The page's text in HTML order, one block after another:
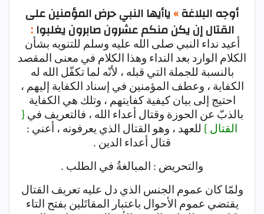
أوجه البلاغة»ياأيها النبي حرض المؤمنين على
القتال إن يكن منكم عشرون صابرون يغلبوا:
أعيد نداء النبي صلى الله عليه وسلم للتنويه بشأن
الكلام الوارد بعد النداء وهذا الكلام في معنى المقصد
بالنسبة للجملة التي قبله ، لأنّه لما تكفّل الله له
الكفاية ، وعطف المؤمنين في إسناد الكفاية إليهم ،
احتيج إلى بيان كيفية كفايتهم ، وتلك هي الكفاية
بالذبّ عن الحوزة وقتال أعداء الله ، فالتعريف في{
القتال } للعهد ، وهو القتال الذي يعرفونه ، أعني :
قتال أعداء الدين .
والتحريض : المبالغةُ في الطلب .
ولمّا كان عموم الجنس الذي دل عليه تعريف القتال
يقتضي عموم الأحوال باعتبار المقاتَلين بفتح التاء